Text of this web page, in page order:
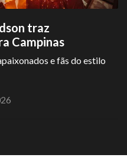
traz
Campinas
e fãs do estilo